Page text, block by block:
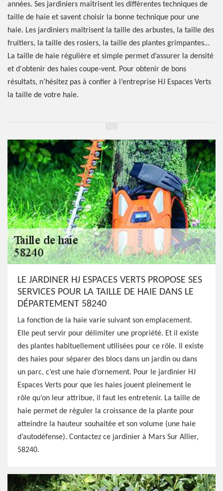
années. Ses jardiniers maîtrisent les différentes techniques de
taille de haie et savent choisir la bonne technique pour une
haie. Les jardiniers maîtrisent la taille des arbustes, la taille des
fruitiers, la taille des rosiers, la taille des plantes grimpantes…
La taille de haie régulière et simple permet d’assurer la densité
et d'obtenir des haies coupe-vent. Pour obtenir de bons
résultats, n’hésitez pas à confier à l’entreprise HJ Espaces Verts
la taille de votre haie.
LE JARDINER HJ ESPACES VERTS PROPOSE SES
SERVICES POUR LA TAILLE DE HAIE DANS LE
DÉPARTEMENT 58240
La fonction de la haie varie suivant son emplacement.
Elle peut servir pour délimiter une propriété. Et il existe
des plantes habituellement utilisées pour ce rôle. Il existe
des haies pour séparer des blocs dans un jardin ou dans
un parc, c’est une haie d’ornement. Pour le jardinier HJ
Espaces Verts pour que les haies jouent pleinement le
rôle qu’on leur attribue, il faut les entretenir. La taille de
haie permet de réguler la croissance de la plante pour
atteindre la hauteur souhaitée et son volume (une haie
d’autodéfense). Contactez ce jardinier à Mars Sur Allier,
58240.